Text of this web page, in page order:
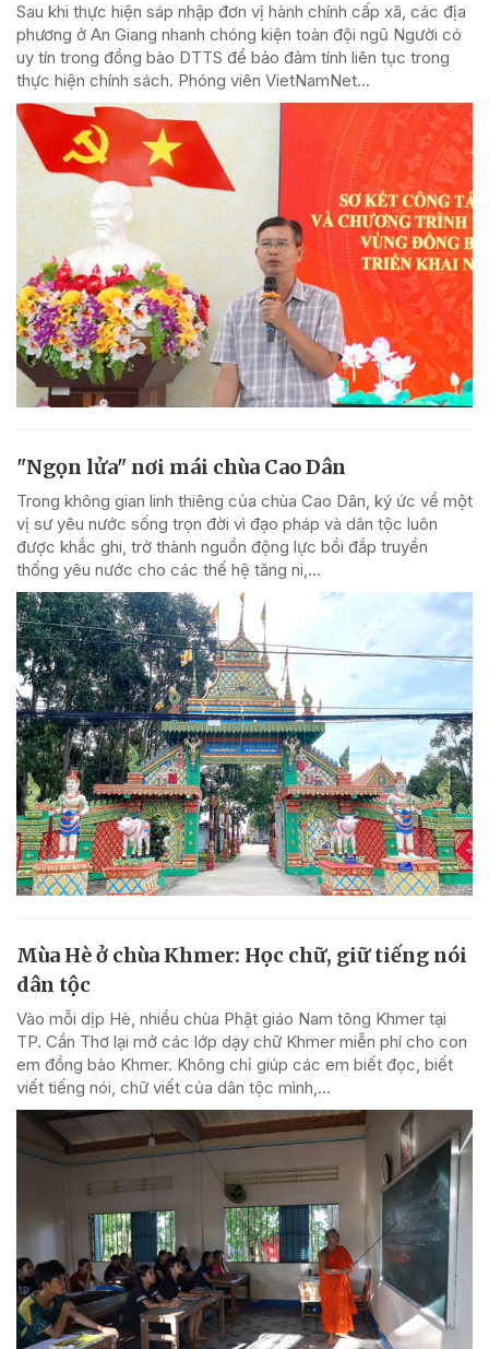
Sau khi thực hiện sáp nhập đơn vị hành chính cấp xã, các địa
phương ở An Giang nhanh chóng kiện toàn đội ngũ Người có
uy tín trong đồng bào DTTS để bảo đảm tính liên tục trong
thực hiện chính sách. Phóng viên VietNamNet...
"Ngọn lửa" nơi mái chùa Cao Dân
Trong không gian linh thiêng của chùa Cao Dân, ký ức về một
vị sư yêu nước sống trọn đời vì đạo pháp và dân tộc luôn
được khắc ghi, trở thành nguồn động lực bồi đắp truyền
thống yêu nước cho các thế hệ tăng ni,...
Mùa Hè ở chùa Khmer: Học chữ, giữ tiếng nói
dân tộc
Vào mỗi dịp Hè, nhiều chùa Phật giáo Nam tông Khmer tại
TP. Cần Thơ lại mở các lớp dạy chữ Khmer miễn phí cho con
em đồng bào Khmer. Không chỉ giúp các em biết đọc, biết
viết tiếng nói, chữ viết của dân tộc mình,...